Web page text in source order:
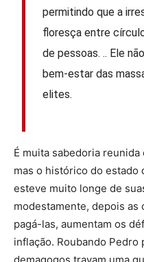
permitindo que a
floresça entre
de pessoas. .. Ele
bem-estar das
elites.
É muita sabedoria
mas o histórico do
esteve muito longe de
modestamente, depois as
pagá-las, aumentam os
inflação. Roubando Pedro